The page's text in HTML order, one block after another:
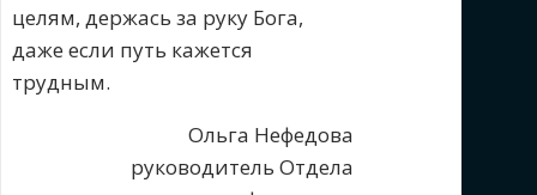
целям, держась за руку Бога,
даже если путь кажется
трудным.
Ольга Нефедова
руководитель Отдела